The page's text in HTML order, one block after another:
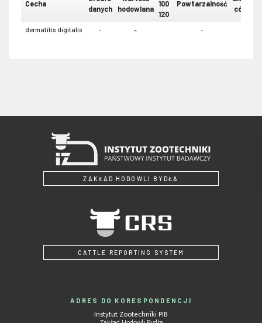
Cecha
danych
hodowlana
100
120
Powtarzalność
córek
dermatitis digitalis - - -
ZAKŁAD HODOWLI BYDŁA
CATTLE REPORTING SYSTEM
ADRES DO KORESPONDENCJI
Instytut Zootechniki PIB